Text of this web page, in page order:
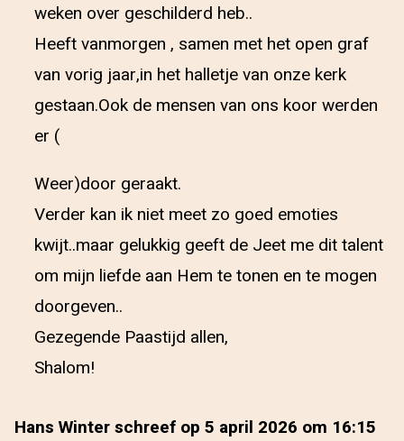
weken over geschilderd heb..
Heeft vanmorgen , samen met het open graf
van vorig jaar,in het halletje van onze kerk
gestaan.Ook de mensen van ons koor werden
er (
Weer)door geraakt.
Verder kan ik niet meet zo goed emoties
kwijt..maar gelukkig geeft de Jeet me dit talent
om mijn liefde aan Hem te tonen en te mogen
doorgeven..
Gezegende Paastijd allen,
Shalom!
Hans Winter schreef op 5 april 2026 om 16:15